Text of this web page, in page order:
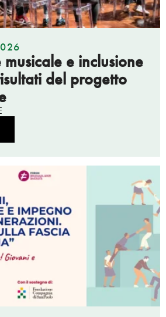
e inclusione
del progetto